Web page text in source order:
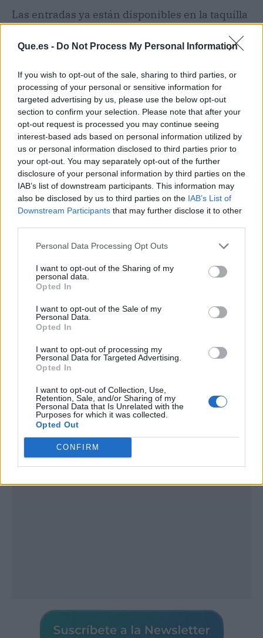
Que.es - Do Not Process My Personal Information
If you wish to opt-out of the sale, sharing to third parties, or
processing of your personal or sensitive information for
targeted advertising by us, please use the below opt-out
section to confirm your selection. Please note that after your
opt-out request is processed you may continue seeing
interest-based ads based on personal information utilized by
us or personal information disclosed to third parties prior to
your opt-out. You may separately opt-out of the further
disclosure of your personal information by third parties on the
IAB’s list of downstream participants. This information may
also be disclosed by us to third parties on the IAB’s List of
Downstream Participants that may further disclose it to other
Personal Data Processing Opt Outs
I want to opt-out of the Sharing of my
personal data.
Opted In
I want to opt-out of the Sale of my
Personal Data.
Opted In
I want to opt-out of processing my
Personal Data for Targeted Advertising.
Opted In
I want to opt-out of Collection, Use,
Retention, Sale, and/or Sharing of my
Personal Data that Is Unrelated with the
Purposes for which it was collected.
Opted Out
CONFIRM
Las entradas ya están disponibles en la taquilla
y web del teatro:teatrolalatina.es/zarzuela/
Artículo anterior
Cosmocar presenta un
canal digital exclusivo
para profesionales
centrado en la
Artículo siguiente
sobre Repara tu Deuda;
un nuevo comienzo
gracias a la Ley de la
Segunda Oportunidad